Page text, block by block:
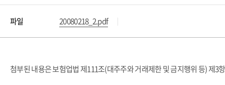
파일 20080218_2.pdf
첨부된 내용은 보험업법 제111조(대주주와 거래제한 및 금지행위 등) 제